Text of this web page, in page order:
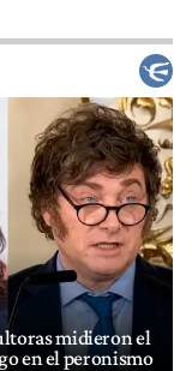
midieron el
en el peronismo